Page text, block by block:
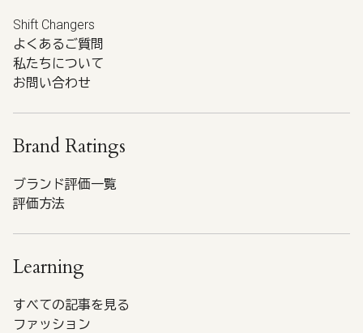
Shift Changers
よくあるご質問
私たちについて
お問い合わせ
Brand Ratings
ブランド評価一覧
評価方法
Learning
すべての記事を見る
ファッション